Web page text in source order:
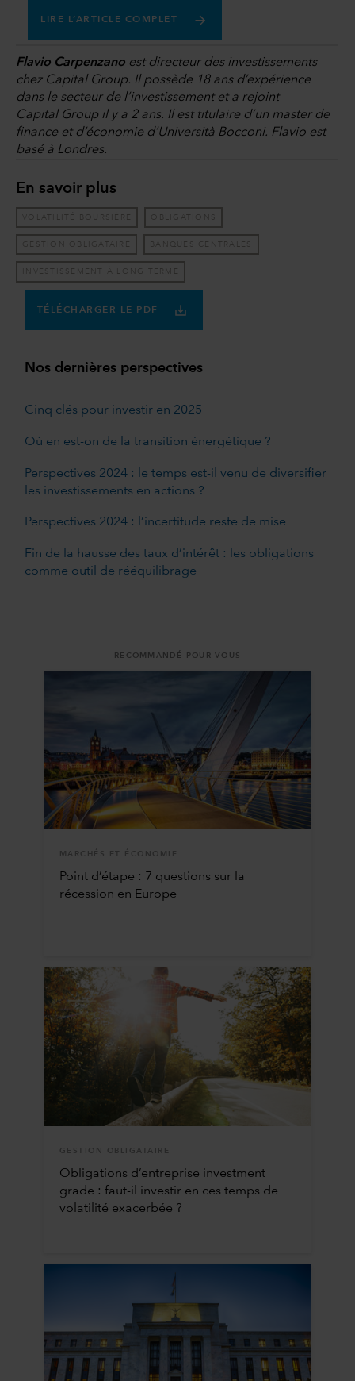
LIRE L’ARTICLE COMPLET
Flavio Carpenzano est directeur des investissements
chez Capital Group. Il possède 18 ans d’expérience
dans le secteur de l’investissement et a rejoint
Capital Group il y a 2 ans. Il est titulaire d’un master de
finance et d’économie d’Università Bocconi. Flavio est
basé à Londres.
En savoir plus
VOLATILITÉ BOURSIÈRE OBLIGATIONS
GESTION OBLIGATAIRE BANQUES CENTRALES
INVESTISSEMENT À LONG TERME
TÉLÉCHARGER LE PDF
Nos dernières perspectives
Cinq clés pour investir en 2025
Où en est-on de la transition énergétique ?
Perspectives 2024 : le temps est-il venu de diversifier
les investissements en actions ?
Perspectives 2024 : l’incertitude reste de mise
Fin de la hausse des taux d’intérêt : les obligations
comme outil de rééquilibrage
RECOMMANDÉ POUR VOUS
MARCHÉS ET ÉCONOMIE
Point d’étape : 7 questions sur la
récession en Europe
GESTION OBLIGATAIRE
Obligations d’entreprise investment
grade : faut-il investir en ces temps de
volatilité exacerbée ?